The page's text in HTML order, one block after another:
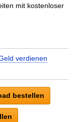
mit kostenloser
verdienen
bestellen